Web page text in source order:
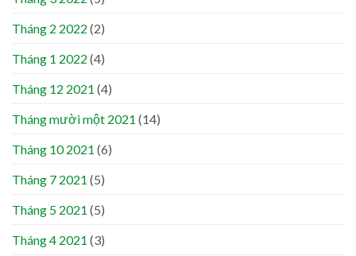
Tháng 2 2022 (2)
Tháng 1 2022 (4)
Tháng 12 2021 (4)
Tháng mười một 2021 (14)
Tháng 10 2021 (6)
Tháng 7 2021 (5)
Tháng 5 2021 (5)
Tháng 4 2021 (3)